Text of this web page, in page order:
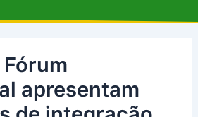
apresentam